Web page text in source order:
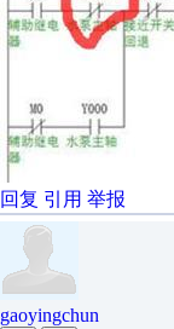
回复 引用 举报
gaoyingchun